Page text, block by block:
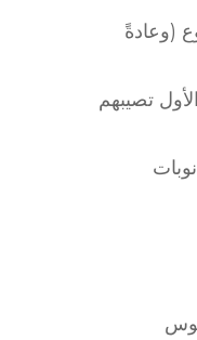
(وعادةً
تصيبهم
نوبات